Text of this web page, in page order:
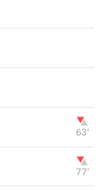
63‎’‎
77‎’‎